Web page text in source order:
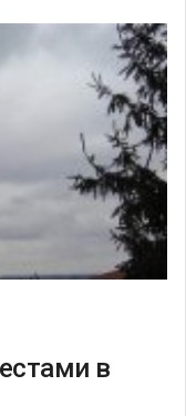
в